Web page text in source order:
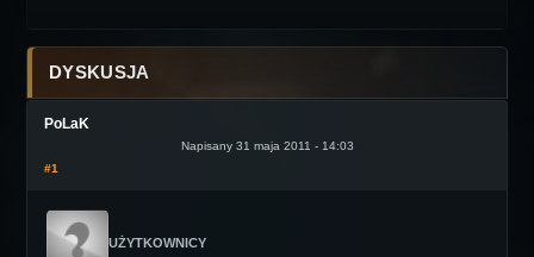
DYSKUSJA
PoLaK
Napisany 31 maja 2011 - 14:03
#1
UŻYTKOWNICY